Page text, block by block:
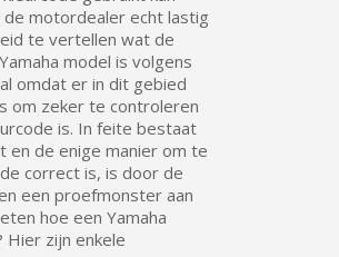
motordealer echt lastig
te vertellen wat de
model is volgens
omdat er in dit gebied
om zeker te controleren
is. In feite bestaat
en de enige manier om te
correct is, is door de
een proefmonster aan
hoe een Yamaha
Hier zijn enkele